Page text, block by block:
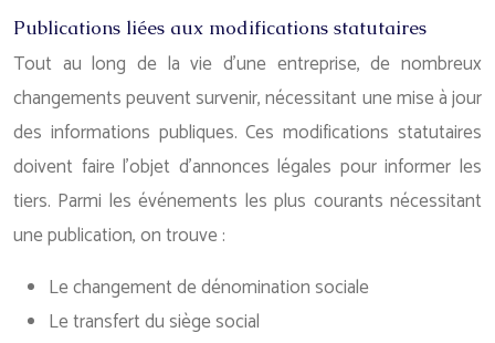
Publications liées aux modifications statutaires
Tout au long de la vie d’une entreprise, de nombreux
changements peuvent survenir, nécessitant une mise à jour
des informations publiques. Ces modifications statutaires
doivent faire l’objet d’annonces légales pour informer les
tiers. Parmi les événements les plus courants nécessitant
une publication, on trouve :
Le changement de dénomination sociale
Le transfert du siège social